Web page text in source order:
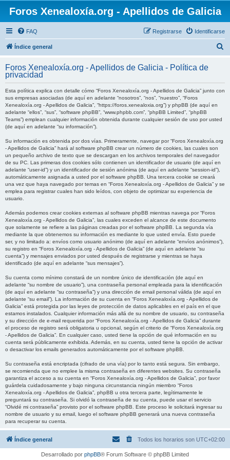
Foros Xenealoxía.org - Apellidos de Galicia
FAQ Identificarse
Registrarse
Índice general
c
Foros Xenealoxía.org - Apellidos de Galicia - Política de
privacidad
Esta política explica con detalle cómo “Foros Xenealoxía.org - Apellidos de Galicia” junto con
sus empresas asociadas (de aquí en adelante “nosotros”, “nos”, “nuestro”, “Foros
Xenealoxía.org - Apellidos de Galicia”, “https://foros.xenealoxia.org”) y phpBB (de aquí en
adelante “ellos”, “sus”, “software phpBB”, “www.phpbb.com”, “phpBB Limited”, “phpBB
Teams”) emplean cualquier información obtenida durante cualquier sesión de uso por usted
(de aquí en adelante “su información”).
Su información es obtenida por dos vías. Primeramente, navegar por “Foros Xenealoxía.org
- Apellidos de Galicia” hará al software phpBB crear un número de cookies, las cuales son
un pequeño archivo de texto que se descargan en los archivos temporales del navegador
de su PC. Las primeras dos cookies sólo contienen un identificador de usuario (de aquí en
adelante “user-id”) y un identificador de sesión anónima (de aquí en adelante “session-id”),
automáticamente asignada a usted por el software phpBB. Una tercera cookie se creará
una vez que haya navegado por temas en “Foros Xenealoxía.org - Apellidos de Galicia” y se
emplea para registrar cuales han sido leídos, con objeto de optimizar su experiencia de
usuario.
Además podemos crear cookies externas al software phpBB mientras navega por “Foros
Xenealoxía.org - Apellidos de Galicia”, las cuales exceden el alcance de este documento
que solamente se refiere a las páginas creadas por el software phpBB. La segunda vía
mediante la que obtenemos su información es mediante lo que usted envía. Esto puede
ser, y no limitado a: envíos como usuario anónimo (de aquí en adelante “envíos anónimos”),
su registro en “Foros Xenealoxía.org - Apellidos de Galicia” (de aquí en adelante “su
cuenta”) y mensajes enviados por usted después de registrarse y mientras se haya
identificado (de aquí en adelante “sus mensajes”).
Su cuenta como mínimo constará de un nombre único de identificación (de aquí en
adelante “su nombre de usuario”), una contraseña personal empleada para la identificación
(de aquí en adelante “su contraseña”) y una dirección de email personal válida (de aquí en
adelante “su email”). La información de su cuenta en “Foros Xenealoxía.org - Apellidos de
Galicia” está protegida por las leyes de protección de datos aplicables en el país en el que
estamos instalados. Cualquier información más allá de su nombre de usuario, su contraseña
y su dirección de e-mail requerida por “Foros Xenealoxía.org - Apellidos de Galicia” durante
el proceso de registro será obligatoria u opcional, según el criterio de “Foros Xenealoxía.org
- Apellidos de Galicia”. En cualquier caso, usted tiene la opción de qué información en su
cuenta será públicamente exhibida. Además, en su cuenta, usted tiene la opción de activar
o desactivar los emails generados automáticamente por el software phpBB.
Su contraseña está encriptada (cifrado de una vía) por lo tanto está segura. Sin embargo,
se recomienda que no emplee la misma contraseña en diferentes websites. Su contraseña
garantiza el acceso a su cuenta en “Foros Xenealoxía.org - Apellidos de Galicia”, por favor
guárdela cuidadosamente y bajo ninguna circunstancia ningún miembro “Foros
Xenealoxía.org - Apellidos de Galicia”, phpBB u otra tercera parte, legítimamente le
preguntará su contraseña. Si olvidó la contraseña de su cuenta, puede usar el servicio
“Olvidé mi contraseña” provisto por el software phpBB. Este proceso le solicitará ingresar su
nombre de usuario y su email, luego el software phpBB generará una nueva contraseña
para recuperar su cuenta.
Índice general Todos los horarios son UTC+02:00
Desarrollado por phpBB® Forum Software © phpBB Limited